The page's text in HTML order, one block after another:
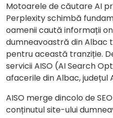
Motoarele de căutare AI
Perplexity schimbă
oamenii caută informații
dumneavoastră din Albac
pentru această tranziție.
servicii AISO (AI Search
afacerile din Albac, județul
AISO merge dincolo de
conținutul site-ului